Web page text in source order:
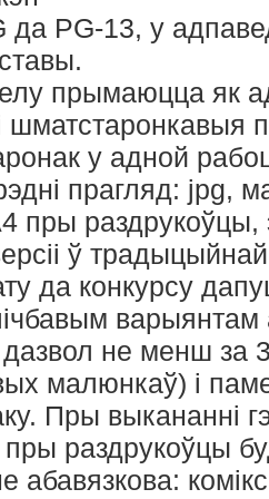
в
да PG-13, у
прымаюцца як
шматстаронкавыя
у адной
прагляд: jpg,
пры раздрукоўцы,
ў
да конкурсу
варыянтам
дазвол не менш за
малюнкаў) і
Пры выкананні
пры раздрукоўцы
абавязкова: